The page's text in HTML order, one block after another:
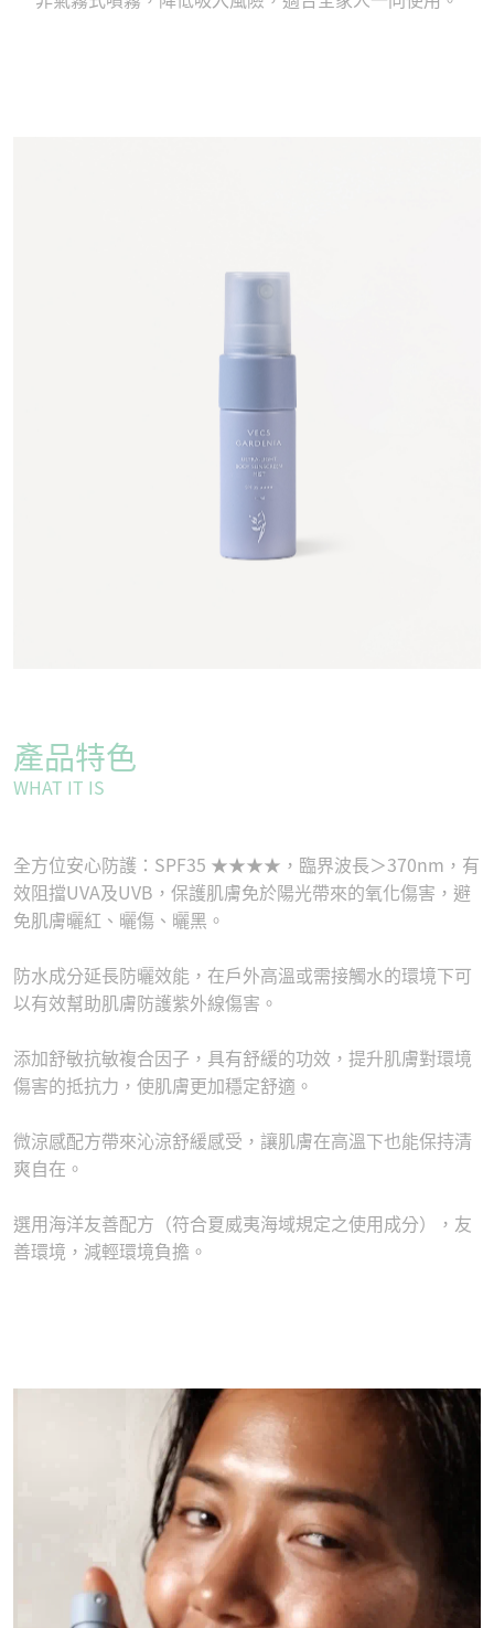
產品特色
WHAT IT IS
全方位安心防護：SPF35 ★★★★，臨界波長＞370nm，有
效阻擋UVA及UVB，保護肌膚免於陽光帶來的氧化傷害，避
免肌膚曬紅、曬傷、曬黑。
防水成分延長防曬效能，在戶外高溫或需接觸水的環境下可
以有效幫助肌膚防護紫外線傷害。
添加舒敏抗敏複合因子，具有舒緩的功效，提升肌膚對環境
傷害的抵抗力，使肌膚更加穩定舒適。
微涼感配方帶來沁涼舒緩感受，讓肌膚在高溫下也能保持清
爽自在。
選用海洋友善配方（符合夏威夷海域規定之使用成分），友
善環境，減輕環境負擔。